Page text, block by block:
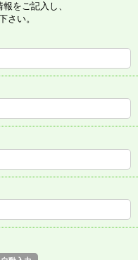
をご記入し、
さい。